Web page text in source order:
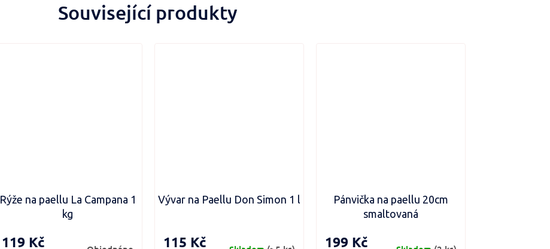
Související produkty
Rýže na paellu La Campana 1
kg
119 Kč
Vývar na Paellu Don Simon 1 l
115 Kč
Pánvička na paellu 20cm
smaltovaná
199 Kč